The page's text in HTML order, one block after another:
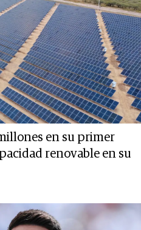
en su primer
renovable en su